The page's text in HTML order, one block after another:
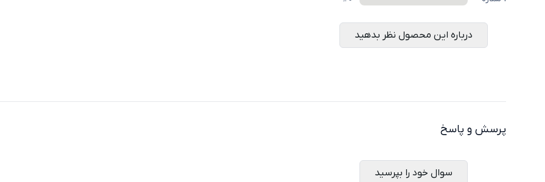
درباره این محصول نظر بدهید
پرسش و پاسخ
سوال خود را بپرسید